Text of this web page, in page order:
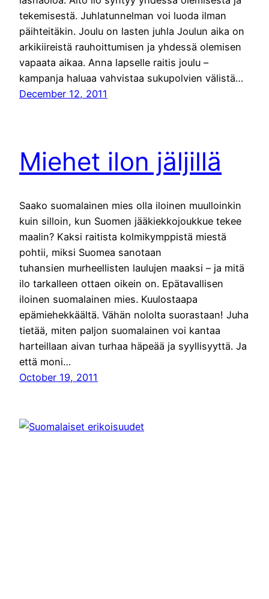
tekemisestä. Juhlatunnelman voi luoda ilman
päihteitäkin. Joulu on lasten juhla Joulun aika on
arkikiireistä rauhoittumisen ja yhdessä olemisen
vapaata aikaa. Anna lapselle raitis joulu –
kampanja haluaa vahvistaa sukupolvien välistä…
December 12, 2011
Miehet ilon jäljillä
Saako suomalainen mies olla iloinen muulloinkin
kuin silloin, kun Suomen jääkiekkojoukkue tekee
maalin? Kaksi raitista kolmikymppistä miestä
pohtii, miksi Suomea sanotaan
tuhansien murheellisten laulujen maaksi – ja mitä
ilo tarkalleen ottaen oikein on. Epätavallisen
iloinen suomalainen mies. Kuulostaapa
epämiehekkäältä. Vähän nololta suorastaan! Juha
tietää, miten paljon suomalainen voi kantaa
harteillaan aivan turhaa häpeää ja syyllisyyttä. Ja
että moni…
October 19, 2011